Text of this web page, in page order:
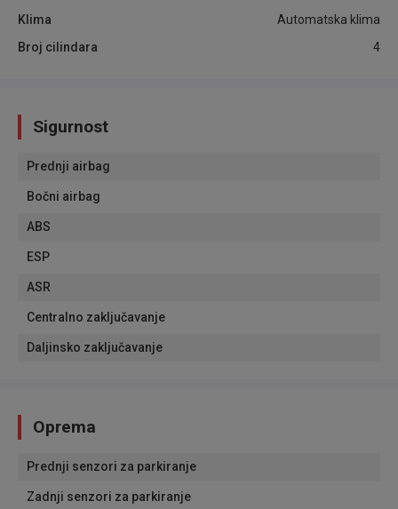
Klima
Automatska klima
Broj cilindara
4
Sigurnost
Prednji airbag
Bočni airbag
ABS
ESP
ASR
Centralno zaključavanje
Daljinsko zaključavanje
Oprema
Prednji senzori za parkiranje
Zadnji senzori za parkiranje